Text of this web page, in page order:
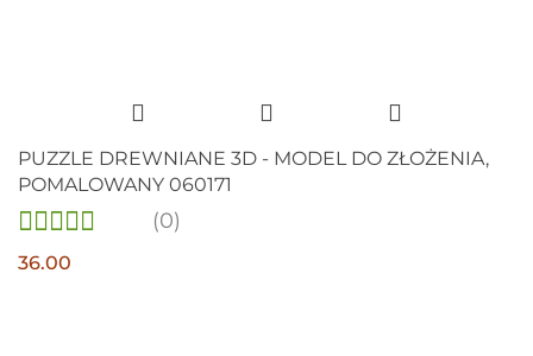
PUZZLE DREWNIANE 3D - MODEL DO ZŁOŻENIA,
POMALOWANY 060171
(0)
36.00